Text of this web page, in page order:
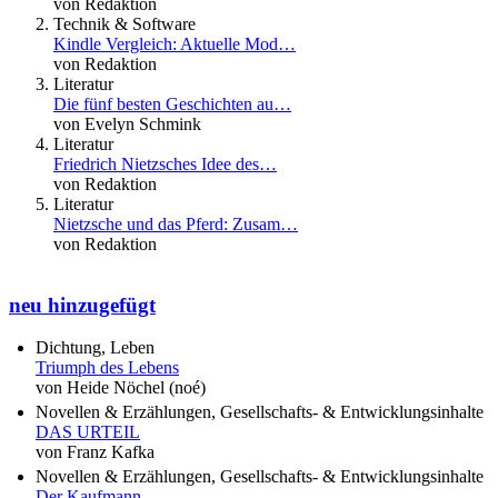
von Redaktion
Technik & Software
Kindle Vergleich: Aktuelle Mod…
von Redaktion
Literatur
Die fünf besten Geschichten au…
von Evelyn Schmink
Literatur
Friedrich Nietzsches Idee des…
von Redaktion
Literatur
Nietzsche und das Pferd: Zusam…
von Redaktion
neu hinzugefügt
Dichtung, Leben
Triumph des Lebens
von Heide Nöchel (noé)
Novellen & Erzählungen, Gesellschafts- & Entwicklungsinhalte
DAS URTEIL
von Franz Kafka
Novellen & Erzählungen, Gesellschafts- & Entwicklungsinhalte